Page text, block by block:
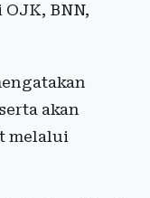
BNN,
akan
melalui